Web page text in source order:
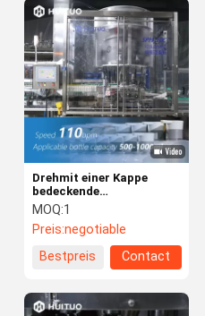
Drehmit einer Kappe
bedeckende
Servomaschine 110bpm
für Pflegespülungs-
Shampoo
MOQ:1
Preis:negotiable
Bestpreis
Contact